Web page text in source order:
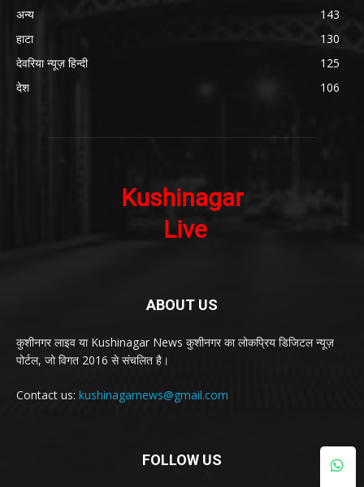
अन्य
143
हाटा
130
देवरिया न्यूज़ हिन्दी
125
देश
106
ABOUT US
कुशीनगर लाइव या Kushinagar News कुशीनगर का लोकप्रिय डिजिटल न्यूज़
पोर्टल, जो विगत 2016 से संचलित है।
Contact us: kushinagarnews@gmail.com
FOLLOW US